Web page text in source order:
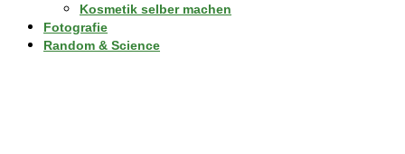
Kosmetik selber machen
Fotografie
Random & Science